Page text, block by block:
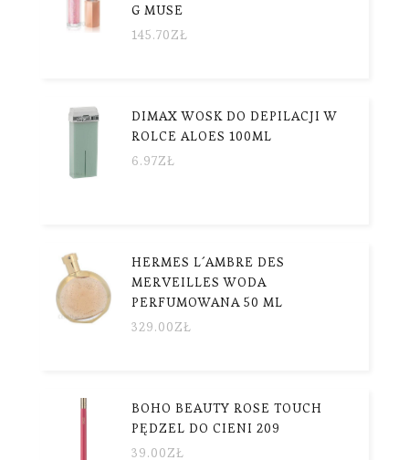
G MUSE
145.70ZŁ
DIMAX WOSK DO DEPILACJI W
ROLCE ALOES 100ML
6.97ZŁ
HERMES L´AMBRE DES
MERVEILLES WODA
PERFUMOWANA 50 ML
329.00ZŁ
BOHO BEAUTY ROSE TOUCH
PĘDZEL DO CIENI 209
39.00ZŁ